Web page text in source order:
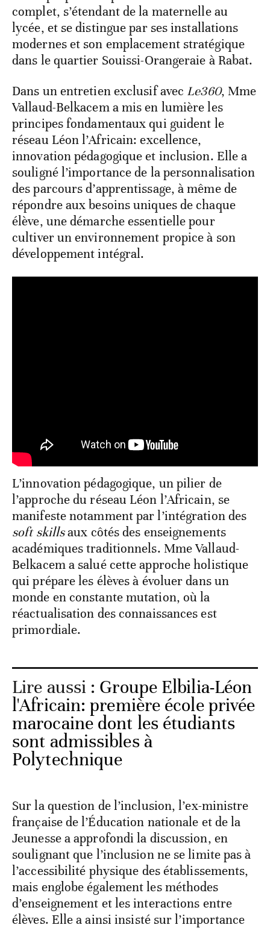
complet, s’étendant de la maternelle au
lycée, et se distingue par ses installations
modernes et son emplacement stratégique
dans le quartier Souissi-Orangeraie à Rabat.
Dans un entretien exclusif avec Le360, Mme
Vallaud-Belkacem a mis en lumière les
principes fondamentaux qui guident le
réseau Léon l’Africain: excellence,
innovation pédagogique et inclusion. Elle a
souligné l’importance de la personnalisation
des parcours d’apprentissage, à même de
répondre aux besoins uniques de chaque
élève, une démarche essentielle pour
cultiver un environnement propice à son
développement intégral.
L’innovation pédagogique, un pilier de
l’approche du réseau Léon l’Africain, se
manifeste notamment par l’intégration des
soft skillsaux côtés des enseignements
académiques traditionnels. Mme Vallaud-
Belkacem a salué cette approche holistique
qui prépare les élèves à évoluer dans un
monde en constante mutation, où la
réactualisation des connaissances est
primordiale.
Lire aussi : Groupe Elbilia-Léon
l'Africain: première école privée
marocaine dont les étudiants
sont admissibles à
Polytechnique
Sur la question de l’inclusion, l’ex-ministre
française de l’Éducation nationale et de la
Jeunesse a approfondi la discussion, en
soulignant que l’inclusion ne se limite pas à
l’accessibilité physique des établissements,
mais englobe également les méthodes
d’enseignement et les interactions entre
élèves. Elle a ainsi insisté sur l’importance